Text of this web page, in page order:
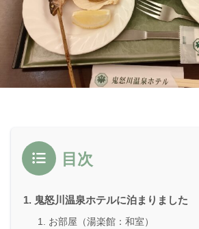
目次
鬼怒川温泉ホテルに泊まりました
お部屋（湯楽館：和室）